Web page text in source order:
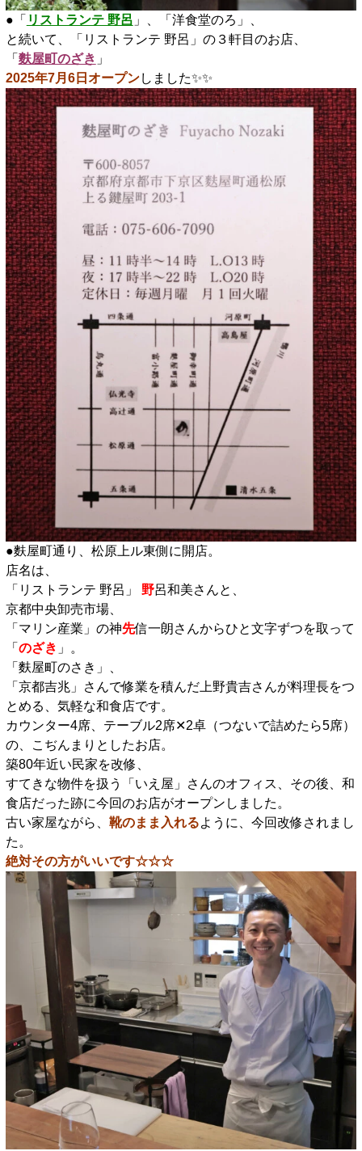
●「 リストランテ 野呂 」、「洋食堂のろ」、
と続いて、「リストランテ 野呂」の３軒目のお店、
「 麩屋町のざき 」
2025年7月6日オープンしました✨️✨️
●麩屋町通り、松原上ル東側に開店。
店名は、
「リストランテ 野呂」
野呂和美さんと、
京都中央卸売市場、
「マリン産業」の神先信一朗さんからひと文字ずつを取って
「 のざき 」。
「麩屋町のさき」、
「京都吉兆」さんで修業を積んだ上野貴吉さんが料理長をつ
とめる、気軽な和食店です。
カウンター4席、テーブル2席✕2卓（つないで詰めたら5席）
の、こぢんまりとしたお店。
築80年近い民家を改修、
すてきな物件を扱う「いえ屋」さんのオフィス、その後、和
食店だった跡に今回のお店がオープンしました。
古い家屋ながら、 靴のまま入れるように、今回改修されまし
た。
絶対その方がいいです☆☆☆